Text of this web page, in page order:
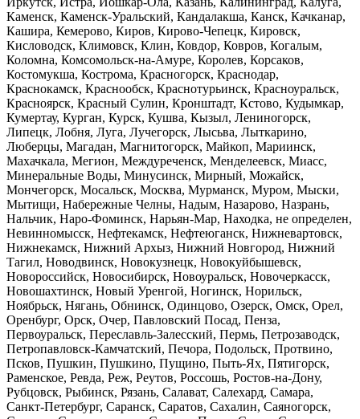
Каменск, Каменск-Уральский, Кандалакша, Канск, Качканар,
Кашира, Кемерово, Киров, Кирово-Чепецк, Кировск,
Кисловодск, Климовск, Клин, Ковдор, Ковров, Когалым,
Коломна, Комсомольск-на-Амуре, Королев, Корсаков,
Костомукша, Кострома, Красногорск, Краснодар,
Краснокамск, Краснообск, Краснотурьинск, Красноуральск,
Красноярск, Красный Сулин, Кронштадт, Кстово, Кудымкар,
Кумертау, Курган, Курск, Кушва, Кызыл, Лениногорск,
Липецк, Лобня, Луга, Лучегорск, Лысьва, Лыткарино,
Люберцы, Магадан, Магнитогорск, Майкоп, Мариинск,
Махачкала, Мегион, Междуреченск, Менделеевск, Миасс,
Минеральные Воды, Минусинск, Мирный, Можайск,
Мончегорск, Мосальск, Москва, Мурманск, Муром, Мыски,
Мытищи, Набережные Челны, Надым, Назарово, Назрань,
Нальчик, Наро-Фоминск, Нарьян-Мар, Находка, не определен,
Невинномысск, Нефтекамск, Нефтеюганск, Нижневартовск,
Нижнекамск, Нижний Архыз, Нижний Новгород, Нижний
Тагил, Новодвинск, Новокузнецк, Новокуйбышевск,
Новороссийск, Новосибирск, Новоуральск, Новочеркасск,
Новошахтинск, Новый Уренгой, Ногинск, Норильск,
Ноябрьск, Нягань, Обнинск, Одинцово, Озерск, Омск, Орел,
Оренбург, Орск, Очер, Павловский Посад, Пенза,
Первоуральск, Переславль-Залесский, Пермь, Петрозаводск,
Петропавловск-Камчатский, Печора, Подольск, Протвино,
Псков, Пушкин, Пушкино, Пущино, Пыть-Ях, Пятигорск,
Раменское, Ревда, Реж, Реутов, Россошь, Ростов-на-Дону,
Рубцовск, Рыбинск, Рязань, Салават, Салехард, Самара,
Санкт-Петербург, Саранск, Саратов, Сахалин, Саяногорск,